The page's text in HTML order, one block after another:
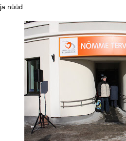
ja nüüd.